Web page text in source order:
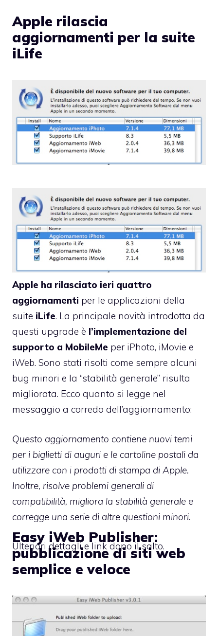
Apple rilascia
aggiornamenti per la suite
iLife
Apple ha rilasciato ieri quattro
aggiornamenti per le applicazioni della
suite iLife. La principale novità introdotta da
questi upgrade è l’implementazione del
supporto a MobileMe per iPhoto, iMovie e
iWeb. Sono stati risolti come sempre alcuni
bug minori e la “stabilità generale” risulta
migliorata. Ecco quanto si legge nel
messaggio a corredo dell’aggiornamento:
Questo aggiornamento contiene nuovi temi
per i biglietti di auguri e le cartoline postali da
utilizzare con i prodotti di stampa di Apple.
Inoltre, risolve problemi generali di
compatibilità, migliora la stabilità generale e
corregge una serie di altre questioni minori.
Ulteriori dettagli e link dopo il salto.
Easy iWeb Publisher:
pubblicazione di siti web
semplice e veloce